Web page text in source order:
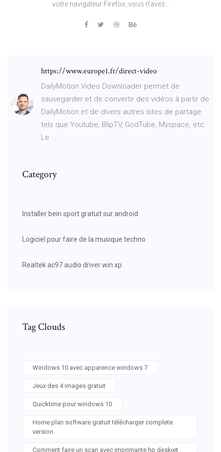
votre navigateur Firefox, vous n’avez...
https://www.europe1.fr/direct-video
DailyMotion Video Downloader permet de
sauvegarder et de convertir des vidéos à partir de
DailyMotion et de divers autres sites de partage
tels que Youtube, BlipTV, GodTube, Myspace, etc.
Le ...
Category
Installer bein sport gratuit sur android
Logiciel pour faire de la musique techno
Realtek ac97 audio driver win xp
Tag Clouds
Windows 10 avec apparence windows 7
Jeux des 4 images gratuit
Quicktime pour windows 10
Home plan software gratuit télécharger complete
version
Comment faire un scan avec imprimante hp deskjet